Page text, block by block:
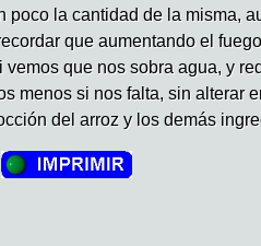
poco la cantidad de la misma,
que aumentando el fuego
vemos que nos sobra agua, y
menos si nos falta, sin alterar
del arroz y los demás